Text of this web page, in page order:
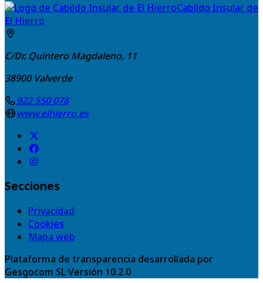
Cabildo Insular de
El Hierro
C/Dr. Quintero Magdaleno, 11
38900 Valverde
922 550 078
www.elhierro.es
Secciones
Privacidad
Cookies
Mapa web
Plataforma de transparencia desarrollada por
Gesgocom SL·Versión 10.2.0